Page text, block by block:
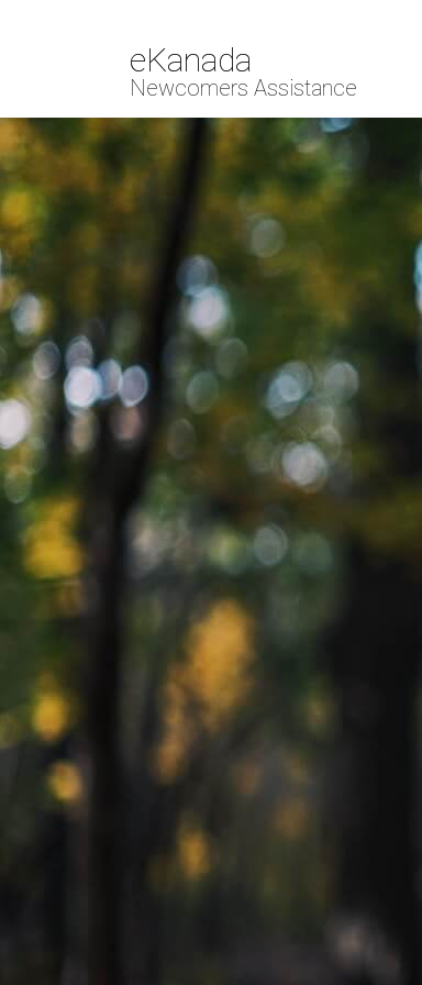
eKanada
Newcomers Assistance